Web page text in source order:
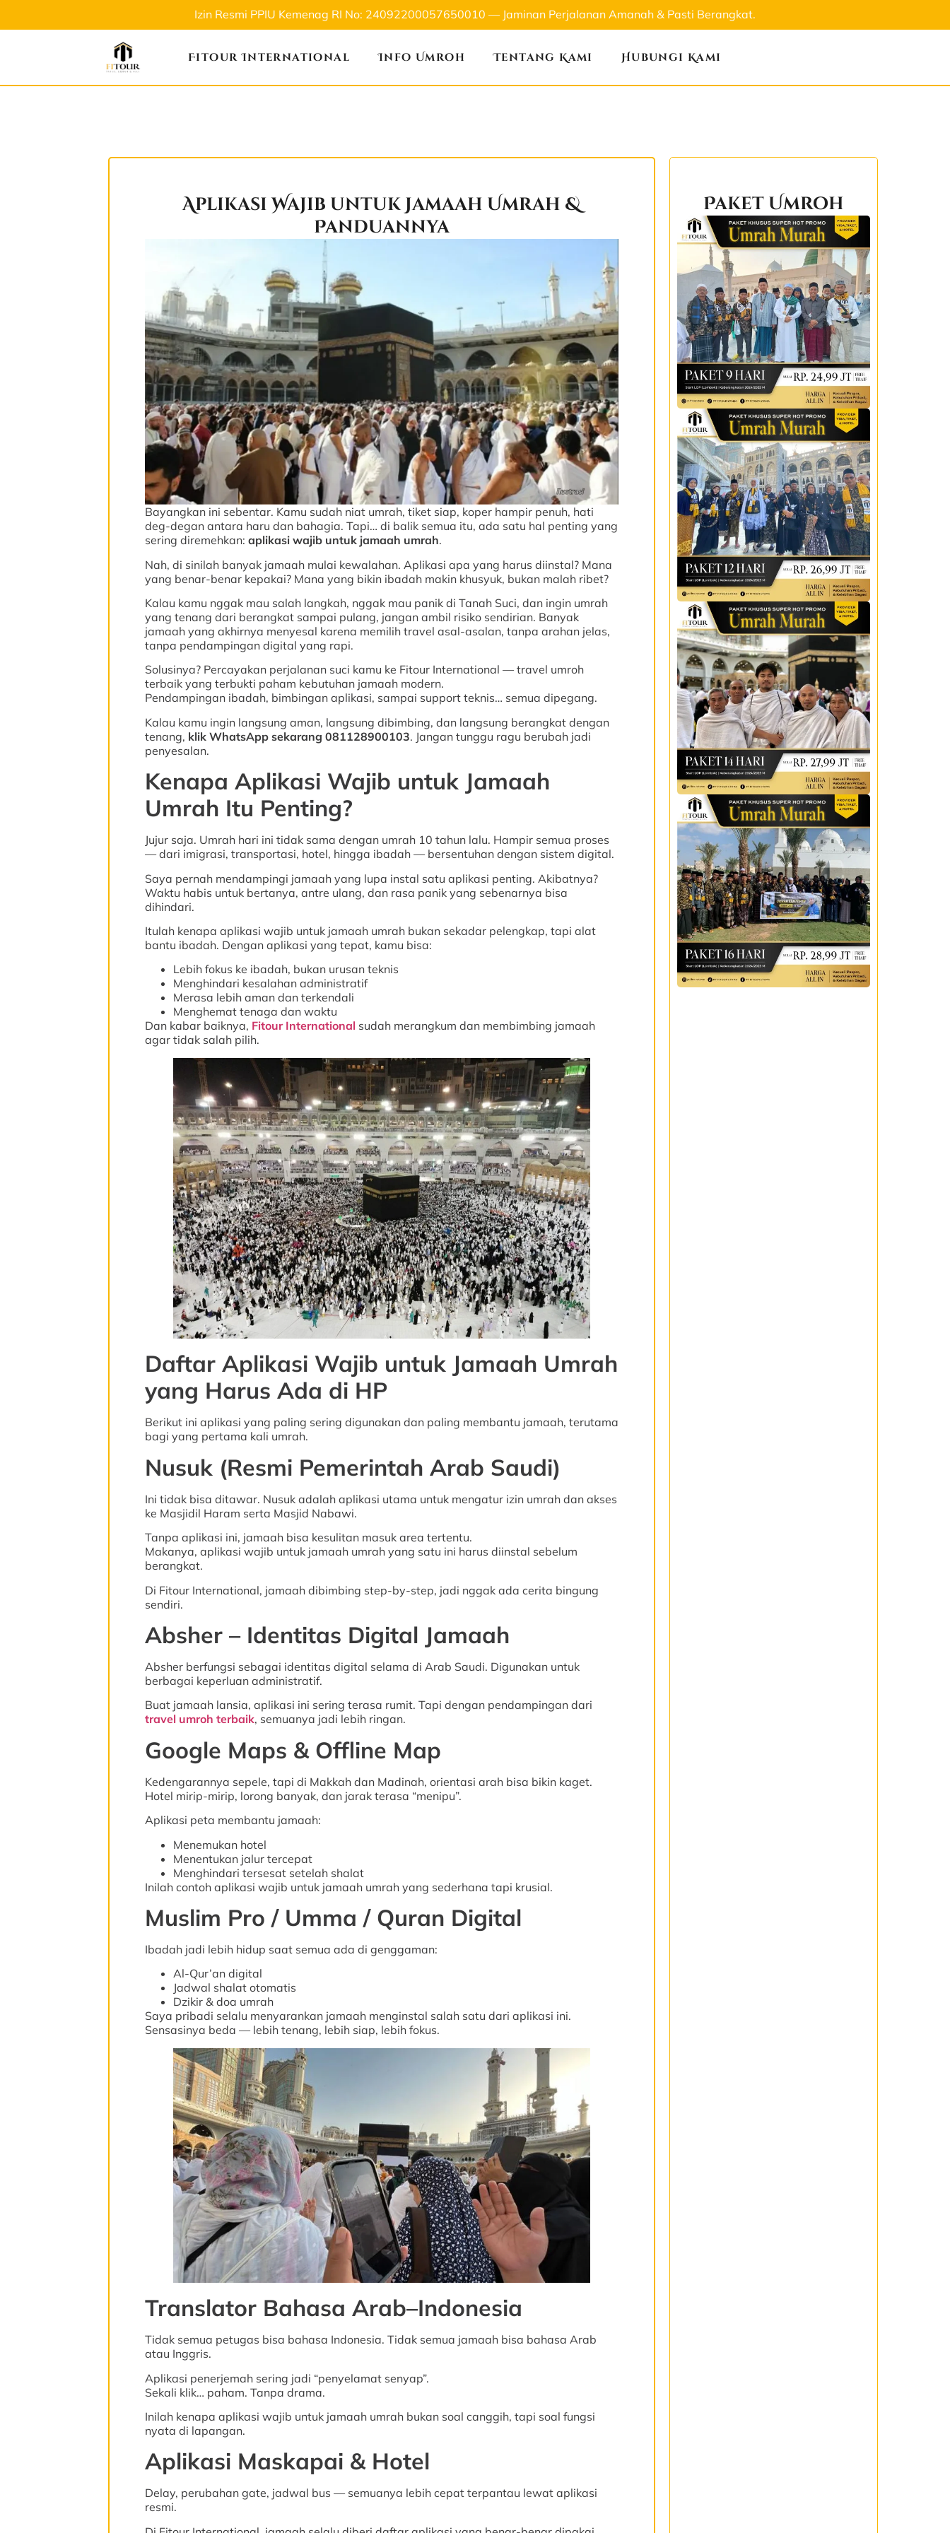
Izin Resmi PPIU Kemenag RI No: 24092200057650010 — Jaminan Perjalanan Amanah & Pasti Berangkat.
Fitour International Info Umroh Tentang Kami Hubungi Kami
Aplikasi Wajib untuk Jamaah Umrah &
Panduannya
Bayangkan ini sebentar. Kamu sudah niat umrah, tiket siap, koper hampir penuh, hati
deg-degan antara haru dan bahagia. Tapi… di balik semua itu, ada satu hal penting yang
sering diremehkan: aplikasi wajib untuk jamaah umrah.
Nah, di sinilah banyak jamaah mulai kewalahan. Aplikasi apa yang harus diinstal? Mana
yang benar-benar kepakai? Mana yang bikin ibadah makin khusyuk, bukan malah ribet?
Kalau kamu nggak mau salah langkah, nggak mau panik di Tanah Suci, dan ingin umrah
yang tenang dari berangkat sampai pulang, jangan ambil risiko sendirian. Banyak
jamaah yang akhirnya menyesal karena memilih travel asal-asalan, tanpa arahan jelas,
tanpa pendampingan digital yang rapi.
Solusinya? Percayakan perjalanan suci kamu ke Fitour International — travel umroh
terbaik yang terbukti paham kebutuhan jamaah modern.
Pendampingan ibadah, bimbingan aplikasi, sampai support teknis… semua dipegang.
Kalau kamu ingin langsung aman, langsung dibimbing, dan langsung berangkat dengan
tenang, klik WhatsApp sekarang 081128900103. Jangan tunggu ragu berubah jadi
penyesalan.
Kenapa Aplikasi Wajib untuk Jamaah
Umrah Itu Penting?
Jujur saja. Umrah hari ini tidak sama dengan umrah 10 tahun lalu. Hampir semua proses
— dari imigrasi, transportasi, hotel, hingga ibadah — bersentuhan dengan sistem digital.
Saya pernah mendampingi jamaah yang lupa instal satu aplikasi penting. Akibatnya?
Waktu habis untuk bertanya, antre ulang, dan rasa panik yang sebenarnya bisa
dihindari.
Itulah kenapa aplikasi wajib untuk jamaah umrah bukan sekadar pelengkap, tapi alat
bantu ibadah. Dengan aplikasi yang tepat, kamu bisa:
Lebih fokus ke ibadah, bukan urusan teknis
Menghindari kesalahan administratif
Merasa lebih aman dan terkendali
Menghemat tenaga dan waktu
Dan kabar baiknya, Fitour International sudah merangkum dan membimbing jamaah
agar tidak salah pilih.
Daftar Aplikasi Wajib untuk Jamaah Umrah
yang Harus Ada di HP
Berikut ini aplikasi yang paling sering digunakan dan paling membantu jamaah, terutama
bagi yang pertama kali umrah.
Nusuk (Resmi Pemerintah Arab Saudi)
Ini tidak bisa ditawar. Nusuk adalah aplikasi utama untuk mengatur izin umrah dan akses
ke Masjidil Haram serta Masjid Nabawi.
Tanpa aplikasi ini, jamaah bisa kesulitan masuk area tertentu.
Makanya, aplikasi wajib untuk jamaah umrah yang satu ini harus diinstal sebelum
berangkat.
Di Fitour International, jamaah dibimbing step-by-step, jadi nggak ada cerita bingung
sendiri.
Absher – Identitas Digital Jamaah
Absher berfungsi sebagai identitas digital selama di Arab Saudi. Digunakan untuk
berbagai keperluan administratif.
Buat jamaah lansia, aplikasi ini sering terasa rumit. Tapi dengan pendampingan dari
travel umroh terbaik, semuanya jadi lebih ringan.
Google Maps & Offline Map
Kedengarannya sepele, tapi di Makkah dan Madinah, orientasi arah bisa bikin kaget.
Hotel mirip-mirip, lorong banyak, dan jarak terasa “menipu”.
Aplikasi peta membantu jamaah:
Menemukan hotel
Menentukan jalur tercepat
Menghindari tersesat setelah shalat
Inilah contoh aplikasi wajib untuk jamaah umrah yang sederhana tapi krusial.
Muslim Pro / Umma / Quran Digital
Ibadah jadi lebih hidup saat semua ada di genggaman:
Al-Qur’an digital
Jadwal shalat otomatis
Dzikir & doa umrah
Saya pribadi selalu menyarankan jamaah menginstal salah satu dari aplikasi ini.
Sensasinya beda — lebih tenang, lebih siap, lebih fokus.
Translator Bahasa Arab–Indonesia
Tidak semua petugas bisa bahasa Indonesia. Tidak semua jamaah bisa bahasa Arab
atau Inggris.
Aplikasi penerjemah sering jadi “penyelamat senyap”.
Sekali klik… paham. Tanpa drama.
Inilah kenapa aplikasi wajib untuk jamaah umrah bukan soal canggih, tapi soal fungsi
nyata di lapangan.
Aplikasi Maskapai & Hotel
Delay, perubahan gate, jadwal bus — semuanya lebih cepat terpantau lewat aplikasi
resmi.
Paket Umroh